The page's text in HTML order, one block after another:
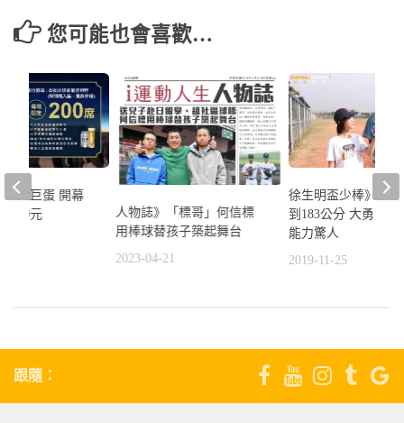
您可能也會喜歡…
人物誌》「標哥」何信標
用棒球替孩子築起舞台
2023-04-21
徐生明盃少棒》小
到183公分 大勇曹以
能力驚人
2019-11-25
軍大巨蛋 開幕
1880元
跟隨：